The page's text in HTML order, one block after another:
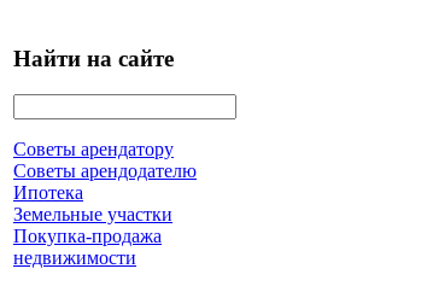
Найти на сайте
Советы арендатору
Советы арендодателю
Ипотека
Земельные участки
Покупка-продажа
недвижимости